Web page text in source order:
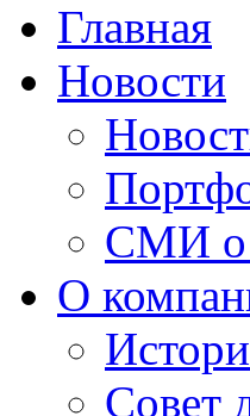
Главная
Новости
СМИ о
О
Совет